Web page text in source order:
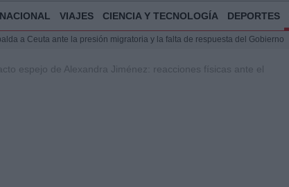
VIAJES CIENCIA Y TECNOLOGÍA DEPORTES
a Ceuta ante la presión migratoria y la falta de respuesta del Gobierno
del Gobierno ante la crisis migratoria en Ceuta
espejo de Alexandra Jiménez: reacciones físicas ante el